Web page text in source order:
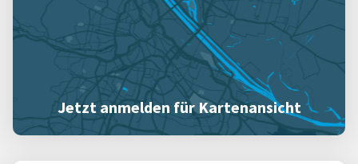
Jetzt anmelden für Kartenansicht